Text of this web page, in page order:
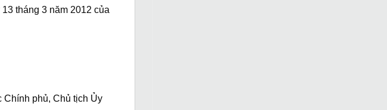
tháng 3 năm 2012 của
phủ, Chủ tịch Ủy